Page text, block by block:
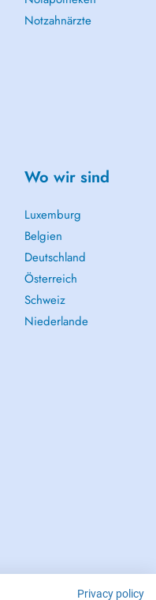
Notzahnärzte
Wo wir sind
Luxemburg
Belgien
Deutschland
Österreich
Schweiz
Niederlande
Privacy policy